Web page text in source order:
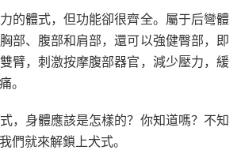
的體式，但功能卻很齊全。屬于后彎體
部、腹部和肩部，還可以強健臀部，即
臂，刺激按摩腹部器官，減少壓力，緩
。
，身體應該是怎樣的？你知道嗎？不知
們就來解鎖上犬式。